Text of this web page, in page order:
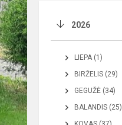
2026
LIEPA (1)
BIRŽELIS (29)
GEGUŽĖ (34)
BALANDIS (25)